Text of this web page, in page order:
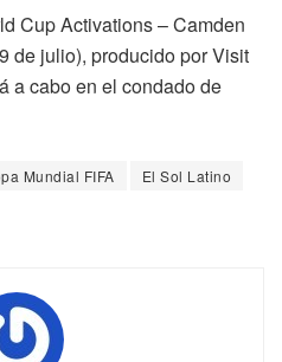
Cup Activations – Camden
de julio), producido por Visit
a cabo en el condado de
Mundial FIFA
El Sol Latino